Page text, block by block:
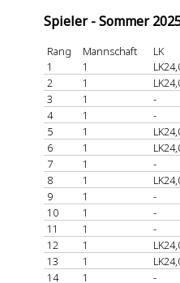
Spieler - Sommer
Rang Mannschaft
LK
1
1
2
1
3
1
-
4
1
-
5
1
6
1
7
1
-
8
1
9
1
-
10
1
-
11
1
-
12
1
13
1
14
1
-